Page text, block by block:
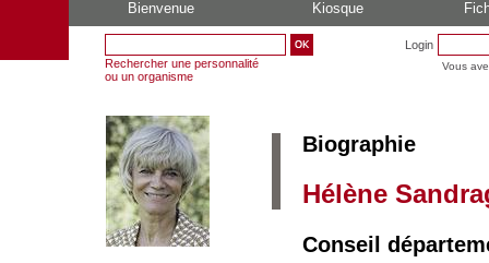
Bienvenue Kiosque
Rechercher une personnalité
ou un organisme
Login
Vous
Biographie
Hélène
Conseil